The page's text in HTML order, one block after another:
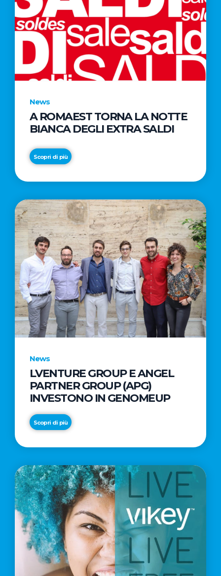
News
A ROMAEST TORNA LA NOTTE
BIANCA DEGLI EXTRA SALDI
Scopri di più
News
LVENTURE GROUP E ANGEL
PARTNER GROUP (APG)
INVESTONO IN GENOMEUP
Scopri di più